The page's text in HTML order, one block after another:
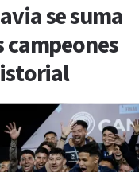
se suma